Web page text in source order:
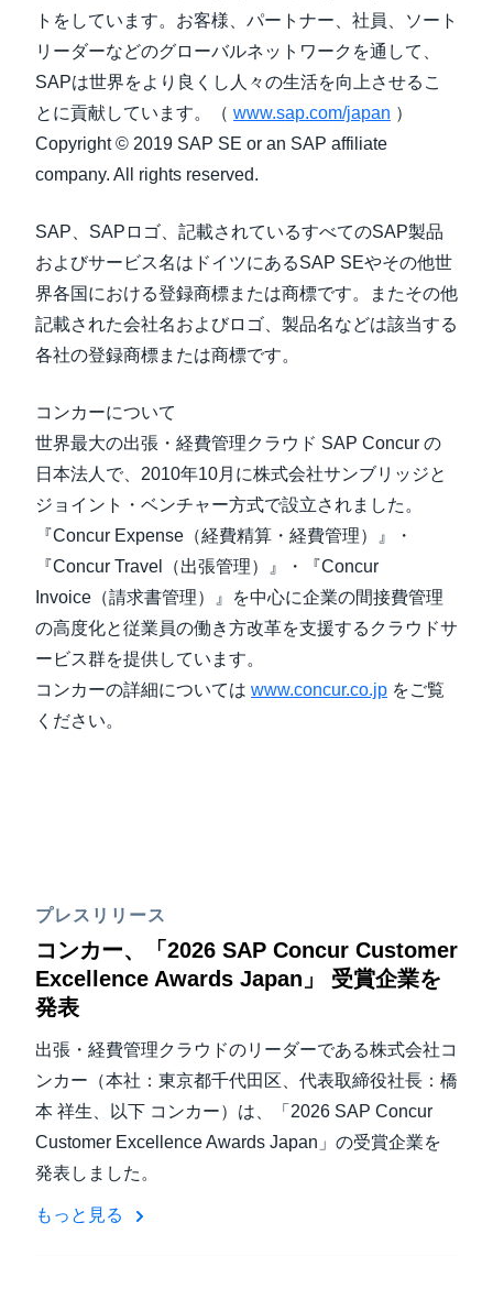
トをしています。お客様、パートナー、社員、ソート
リーダーなどのグローバルネットワークを通して、
SAPは世界をより良くし人々の生活を向上させるこ
とに貢献しています。（ www.sap.com/japan ）
Copyright © 2019 SAP SE or an SAP affiliate
company. All rights reserved.
SAP、SAPロゴ、記載されているすべてのSAP製品
およびサービス名はドイツにあるSAP SEやその他世
界各国における登録商標または商標です。またその他
記載された会社名およびロゴ、製品名などは該当する
各社の登録商標または商標です。
コンカーについて
世界最大の出張・経費管理クラウド SAP Concur の
日本法人で、2010年10月に株式会社サンブリッジと
ジョイント・ベンチャー方式で設立されました。
『Concur Expense（経費精算・経費管理）』・
『Concur Travel（出張管理）』・『Concur
Invoice（請求書管理）』を中心に企業の間接費管理
の高度化と従業員の働き方改革を支援するクラウドサ
ービス群を提供しています。
コンカーの詳細については www.concur.co.jp をご覧
ください。
プレスリリース
コンカー、「2026 SAP Concur Customer
Excellence Awards Japan」 受賞企業を
発表
出張・経費管理クラウドのリーダーである株式会社コ
ンカー（本社：東京都千代田区、代表取締役社長：橋
本 祥生、以下 コンカー）は、「2026 SAP Concur
Customer Excellence Awards Japan」の受賞企業を
発表しました。
もっと見る